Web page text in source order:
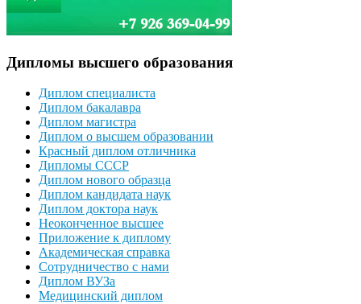
Дипломы высшего образования
Диплом специалиста
Диплом бакалавра
Диплом магистра
Диплом о высшем образовании
Красный диплом отличника
Дипломы СССР
Диплом нового образца
Диплом кандидата наук
Диплом доктора наук
Неоконченное высшее
Приложение к диплому
Академическая справка
Сотрудничество с нами
Диплом ВУЗа
Медицинский диплом